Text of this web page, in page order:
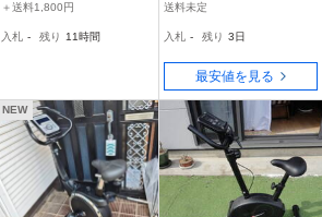
ズ フィットネス エア
ス 現状品
＋送料1,800円
入札 - 残り 11時間
ィットネスバイク スピン
送料未定
入札 - 残り 3日
最安値を見る
NEW